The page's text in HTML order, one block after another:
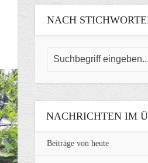
NACH
NACHRICHTEN IM
Beiträge von heute